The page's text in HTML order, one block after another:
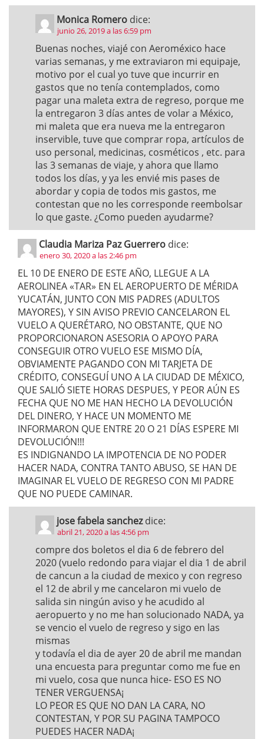
Monica Romero dice:
junio 26, 2019 a las 6:59 pm
Buenas noches, viajé con Aeroméxico hace
varias semanas, y me extraviaron mi equipaje,
motivo por el cual yo tuve que incurrir en
gastos que no tenía contemplados, como
pagar una maleta extra de regreso, porque me
la entregaron 3 días antes de volar a México,
mi maleta que era nueva me la entregaron
inservible, tuve que comprar ropa, artículos de
uso personal, medicinas, cosméticos , etc. para
las 3 semanas de viaje, y ahora que llamo
todos los días, y ya les envié mis pases de
abordar y copia de todos mis gastos, me
contestan que no les corresponde reembolsar
lo que gaste. ¿Como pueden ayudarme?
Claudia Mariza Paz Guerrero dice:
enero 30, 2020 a las 2:46 pm
EL 10 DE ENERO DE ESTE AÑO, LLEGUE A LA
AEROLINEA «TAR» EN EL AEROPUERTO DE MÉRIDA
YUCATÁN, JUNTO CON MIS PADRES (ADULTOS
MAYORES), Y SIN AVISO PREVIO CANCELARON EL
VUELO A QUERÉTARO, NO OBSTANTE, QUE NO
PROPORCIONARON ASESORIA O APOYO PARA
CONSEGUIR OTRO VUELO ESE MISMO DÍA,
OBVIAMENTE PAGANDO CON MI TARJETA DE
CRÉDITO, CONSEGUÍ UNO A LA CIUDAD DE MÉXICO,
QUE SALIÓ SIETE HORAS DESPUES, Y PEOR AÚN ES
FECHA QUE NO ME HAN HECHO LA DEVOLUCIÓN
DEL DINERO, Y HACE UN MOMENTO ME
INFORMARON QUE ENTRE 20 O 21 DÍAS ESPERE MI
DEVOLUCIÓN!!!
ES INDIGNANDO LA IMPOTENCIA DE NO PODER
HACER NADA, CONTRA TANTO ABUSO, SE HAN DE
IMAGINAR EL VUELO DE REGRESO CON MI PADRE
QUE NO PUEDE CAMINAR.
jose fabela sanchez dice:
abril 21, 2020 a las 4:56 pm
compre dos boletos el dia 6 de febrero del
2020 (vuelo redondo para viajar el dia 1 de abril
de cancun a la ciudad de mexico y con regreso
el 12 de abril y me cancelaron mi vuelo de
salida sin ningún aviso y he acudido al
aeropuerto y no me han solucionado NADA, ya
se vencio el vuelo de regreso y sigo en las
mismas
y todavía el dia de ayer 20 de abril me mandan
una encuesta para preguntar como me fue en
mi vuelo, cosa que nunca hice- ESO ES NO
TENER VERGUENSA¡
LO PEOR ES QUE NO DAN LA CARA, NO
CONTESTAN, Y POR SU PAGINA TAMPOCO
PUEDES HACER NADA¡